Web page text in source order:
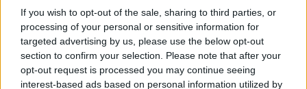
If you wish to opt-out of the sale, sharing to third parties, or
processing of your personal or sensitive information for
targeted advertising by us, please use the below opt-out
section to confirm your selection. Please note that after your
opt-out request is processed you may continue seeing
interest-based ads based on personal information utilized by
Πιτυούς